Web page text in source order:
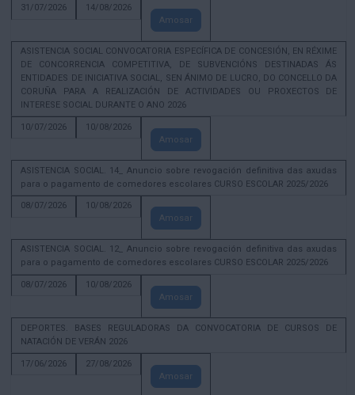
31/07/2026
14/08/2026
Amosar
ASISTENCIA SOCIAL CONVOCATORIA ESPECÍFICA DE CONCESIÓN, EN RÉXIME
DE CONCORRENCIA COMPETITIVA, DE SUBVENCIÓNS DESTINADAS ÁS
ENTIDADES DE INICIATIVA SOCIAL, SEN ÁNIMO DE LUCRO, DO CONCELLO DA
CORUÑA PARA A REALIZACIÓN DE ACTIVIDADES OU PROXECTOS DE
INTERESE SOCIAL DURANTE O ANO 2026
10/07/2026
10/08/2026
Amosar
ASISTENCIA SOCIAL. 14_ Anuncio sobre revogación definitiva das axudas
para o pagamento de comedores escolares CURSO ESCOLAR 2025/2026
08/07/2026
10/08/2026
Amosar
ASISTENCIA SOCIAL. 12_ Anuncio sobre revogación definitiva das axudas
para o pagamento de comedores escolares CURSO ESCOLAR 2025/2026
08/07/2026
10/08/2026
Amosar
DEPORTES. BASES REGULADORAS DA CONVOCATORIA DE CURSOS DE
NATACIÓN DE VERÁN 2026
17/06/2026
27/08/2026
Amosar